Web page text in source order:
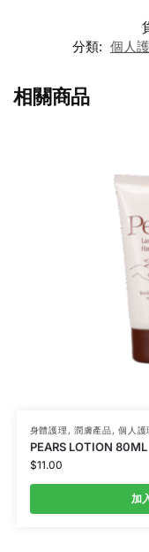
分類: 個人
相關商品
身體護理 , 潤膚產品,個人護
PEARS LOTION 80ML
$11.00
加